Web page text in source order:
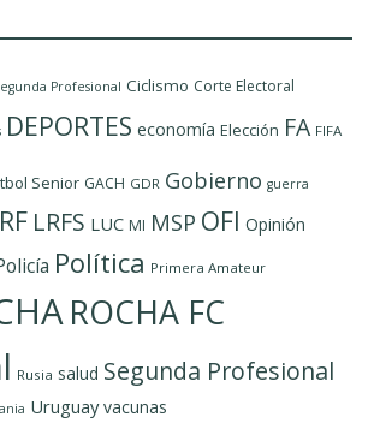
Profesional Ciclismo Corte Electoral
DEPORTES economía Elección FA FIFA
Senior GACH GDR Gobierno guerra
LRFS LUC MI MSP OFI Opinión
Política Primera Amateur
ROCHA FC
Rusia salud Segunda Profesional
Uruguay vacunas